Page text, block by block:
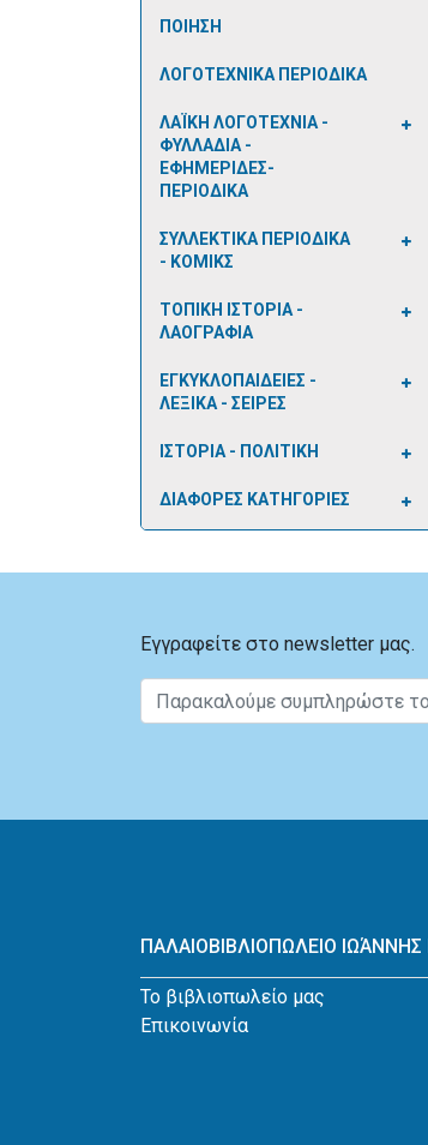
ΠΟΙΗΣΗ
ΛΟΓΟΤΕΧΝΙΚΑ ΠΕΡΙΟΔΙΚΑ
ΛΑΪΚΗ ΛΟΓΟΤΕΧΝΙΑ -
ΦΥΛΛΑΔΙΑ -
ΕΦΗΜΕΡΙΔΕΣ-
ΠΕΡΙΟΔΙΚΑ
ΣΥΛΛΕΚΤΙΚΑ ΠΕΡΙΟΔΙΚΑ
- ΚΟΜΙΚΣ
ΤΟΠΙΚΗ ΙΣΤΟΡΙΑ -
ΛΑΟΓΡΑΦΙΑ
ΕΓΚΥΚΛΟΠΑΙΔΕΙΕΣ -
ΛΕΞΙΚΑ - ΣΕΙΡΕΣ
ΙΣΤΟΡΙΑ - ΠΟΛΙΤΙΚΗ
ΔΙΑΦΟΡΕΣ ΚΑΤΗΓΟΡΙΕΣ
Εγγραφείτε στο newsletter μας.
ΠΑΛΑΙΟΒΙΒΛΙΟΠΩΛΕΙΟ
Το βιβλιοπωλείο μας
Επικοινωνία